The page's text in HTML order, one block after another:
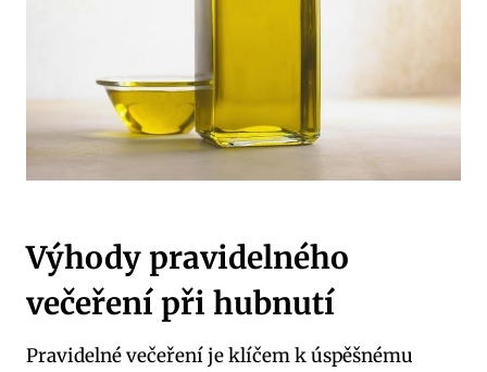
Výhody pravidelného
večeření při hubnutí
Pravidelné večeření je klíčem k úspěšnému